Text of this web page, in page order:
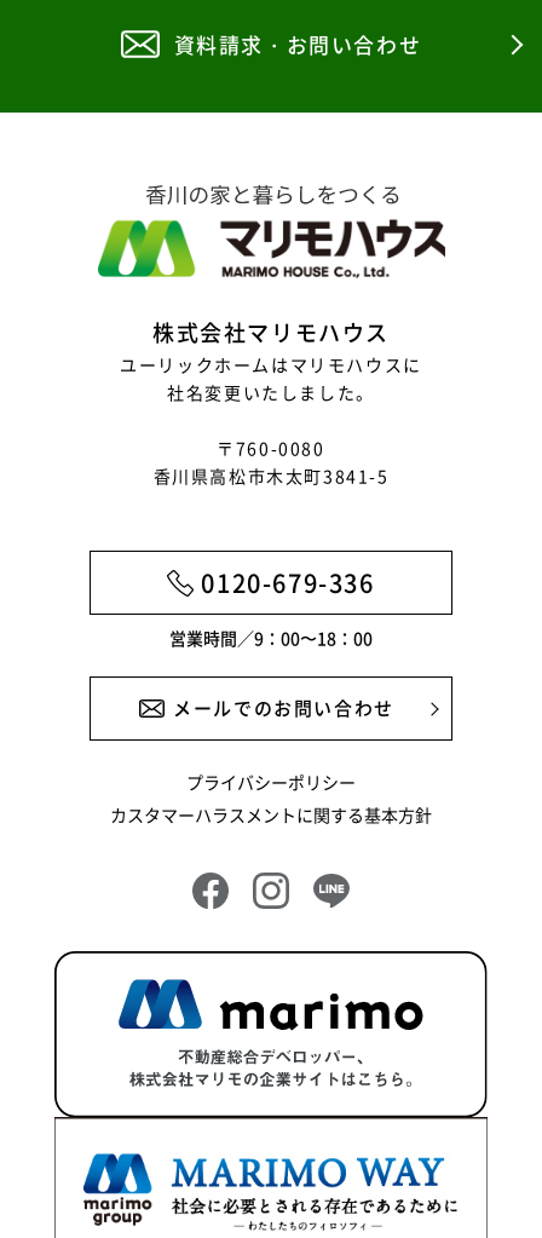
資料請求・お問い合わせ
株式会社マリモハウス
ユーリックホームはマリモハウスに
社名変更いたしました。
〒760-0080
香川県高松市木太町3841-5
0120-679-336
営業時間／9：00〜18：00
メールでのお問い合わせ
プライバシーポリシー
カスタマーハラスメントに関する基本方針